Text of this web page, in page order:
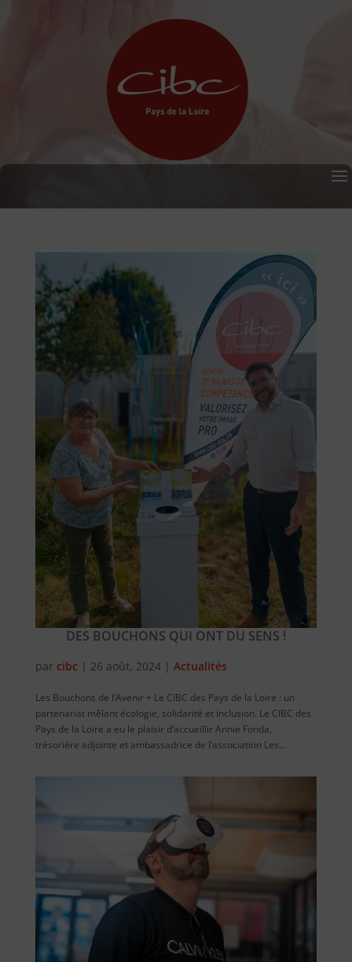
DES BOUCHONS QUI ONT DU SENS !
par cibc | 26 août, 2024| Actualités
Les Bouchons de l’Avenir + Le CIBC des Pays de la Loire : un
partenariat mêlant écologie, solidarité et inclusion. Le CIBC des
Pays de la Loire a eu le plaisir d’accueillir Annie Fonda,
trésorière adjointe et ambassadrice de l’association Les...